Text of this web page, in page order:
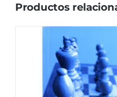
Productos